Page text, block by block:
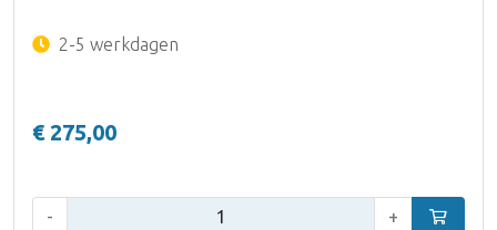
2-5 werkdagen
€ 275,00
- + In